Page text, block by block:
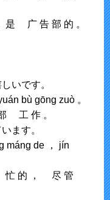
广 告 部 的 。
いです。
bù ɡōnɡ zuò 。
工 作 。
ます。
mánɡ de ， jín
的 ， 尽 管